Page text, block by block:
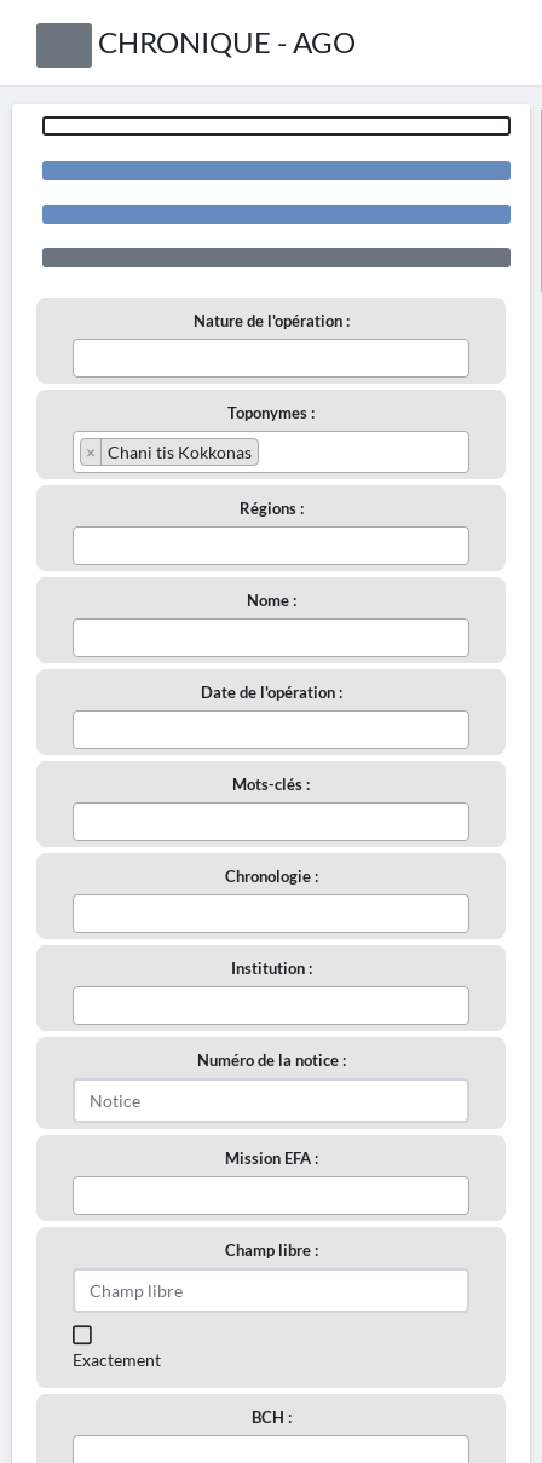
CHRONIQUE - AGO
Nature de l'opération :
Toponymes :
× Chani tis Kokkonas
Régions :
Nome :
Date de l'opération :
Mots-clés :
Chronologie :
Institution :
Numéro de la notice :
Mission EFA :
Champ libre :
Exactement
BCH :